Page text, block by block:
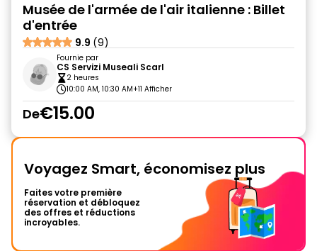
Musée de l'armée de l'air italienne : Billet
d'entrée
9.9 (9)
Fournie par
CS Servizi Museali Scarl
2 heures
10:00 AM, 10:30 AM+11 Afficher
De€15.00
Voyagez Smart, économisez plus
Faites votre première
réservation et débloquez
des offres et réductions
incroyables.